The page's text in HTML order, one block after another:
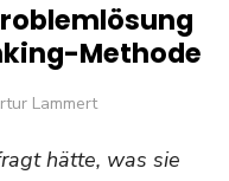
Methode
Lammert
hätte, was sie